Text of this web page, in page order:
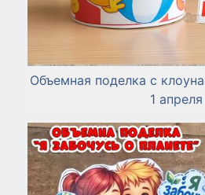
Объемная поделка с
1 апреля